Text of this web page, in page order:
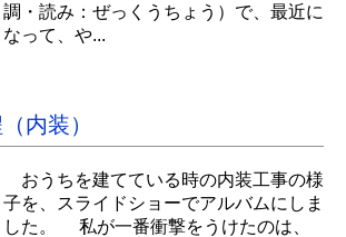
調・読み：ぜっくうちょう）で、最近に
なって、や...
内装）
おうちを建てている時の内装工事の様
子を、スライドショーでアルバムにしま
した。 私が一番衝撃をうけたのは、